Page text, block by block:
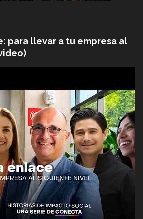
para llevar a tu empresa al